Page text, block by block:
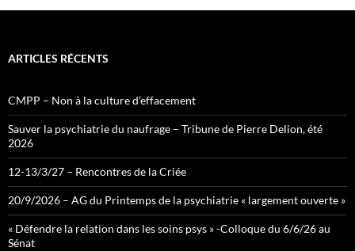
ARTICLES RÉCENTS
CMPP – Non à la culture d’effacement
Sauver la psychiatrie du naufrage – Tribune de Pierre Delion, été
2026
12-13/3/27 – Rencontres de la Criée
20/9/2026 – AG du Printemps de la psychiatrie « largement ouverte »
« Défendre la relation dans les soins psys » -Colloque du 6/6/26 au
Sénat